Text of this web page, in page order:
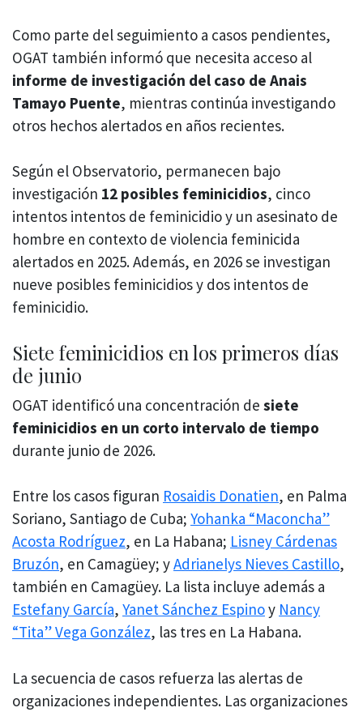
Como parte del seguimiento a casos pendientes,
OGAT también informó que necesita acceso al
informe de investigación del caso de Anais
Tamayo Puente, mientras continúa investigando
otros hechos alertados en años recientes.
Según el Observatorio, permanecen bajo
investigación 12 posibles feminicidios, cinco
intentos intentos de feminicidio y un asesinato de
hombre en contexto de violencia feminicida
alertados en 2025. Además, en 2026 se investigan
nueve posibles feminicidios y dos intentos de
feminicidio.
Siete feminicidios en los primeros días
de junio
OGAT identificó una concentración de siete
feminicidios en un corto intervalo de tiempo
durante junio de 2026.
Entre los casos figuran Rosaidis Donatien, en Palma
Soriano, Santiago de Cuba; Yohanka “Maconcha”
Acosta Rodríguez, en La Habana; Lisney Cárdenas
Bruzón, en Camagüey; yAdrianelys Nieves Castillo,
también en Camagüey. La lista incluye además a
Estefany García, Yanet Sánchez Espinoy Nancy
“Tita” Vega González, las tres en La Habana.
La secuencia de casos refuerza las alertas de
organizaciones independientes. Las organizaciones